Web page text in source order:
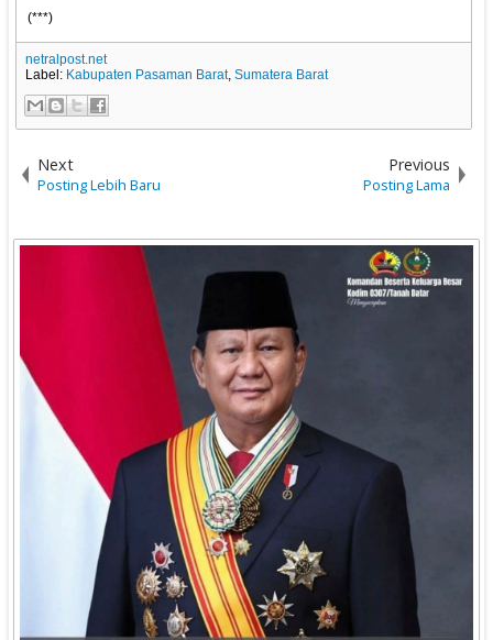
(***)
netralpost.net
Label: Kabupaten Pasaman Barat,Sumatera Barat
Next
Posting Lebih Baru
Previous
Posting Lama